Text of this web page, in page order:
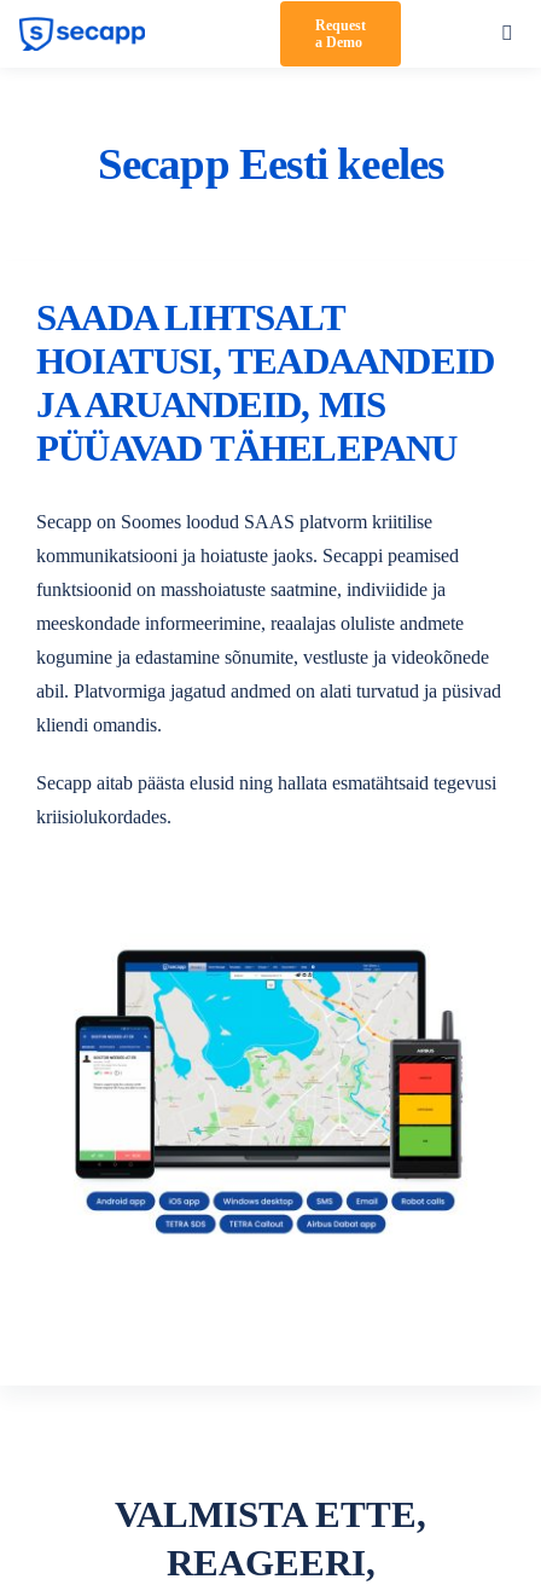
Skip
Request
a Demo
Partners
Support
Secapp Eesti keeles
SAADA LIHTSALT
HOIATUSI, TEADAANDEID
JA ARUANDEID, MIS
PÜÜAVAD TÄHELEPANU
Secapp on Soomes loodud SAAS platvorm kriitilise
kommunikatsiooni ja hoiatuste jaoks. Secappi peamised
funktsioonid on masshoiatuste saatmine, indiviidide ja
meeskondade informeerimine, reaalajas oluliste andmete
kogumine ja edastamine sõnumite, vestluste ja videokõnede
abil. Platvormiga jagatud andmed on alati turvatud ja püsivad
kliendi omandis.
Secapp aitab päästa elusid ning hallata esmatähtsaid tegevusi
kriisiolukordades.
VALMISTA ETTE,
REAGEERI,